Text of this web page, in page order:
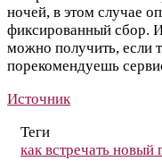
ночей, в этом случае
фиксированный сбор.
можно получить, если
порекомендуешь
Источник
Теги
как встречать новый